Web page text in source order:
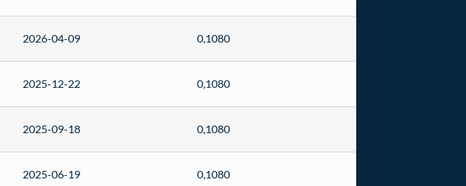
2026-04-09 0,1080
2025-12-22 0,1080
2025-09-18 0,1080
2025-06-19 0,1080